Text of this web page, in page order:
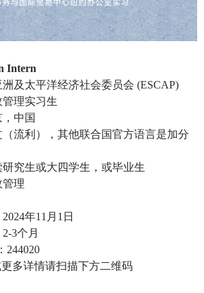
Intern
及太平洋经济社会委员会 (ESCAP)
理实习生
中国
流利），其他联合国官方语言是加分
究生或大四学生，或毕业生
管理
2024年11月1日
2-3个月
244020
多详情请扫描下方二维码